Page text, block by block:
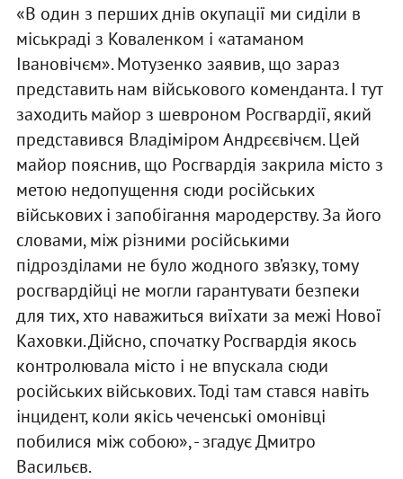
«В один з перших днів окупації ми сиділи в
міськраді з Коваленком і «атаманом
Івановічєм». Мотузенко заявив, що зараз
представить нам військового коменданта. І тут
заходить майор з шевроном Росгвардії, який
представився Владіміром Андрєєвічєм. Цей
майор пояснив, що Росгвардія закрила місто з
метою недопущення сюди російських
військових і запобігання мародерству. За його
словами, між різними російськими
підрозділами не було жодного зв’язку, тому
росгвардійці не могли гарантувати безпеки
для тих, хто наважиться виїхати за межі Нової
Каховки. Дійсно, спочатку Росгвардія якось
контролювала місто і не впускала сюди
російських військових. Тоді там стався навіть
інцидент, коли якісь чеченські омонівці
побилися між собою», - згадує Дмитро
Васильєв.